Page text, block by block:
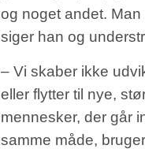
og noget andet.
siger han og
– Vi skaber ikke
eller flytter til nye,
mennesker, der går
samme måde,